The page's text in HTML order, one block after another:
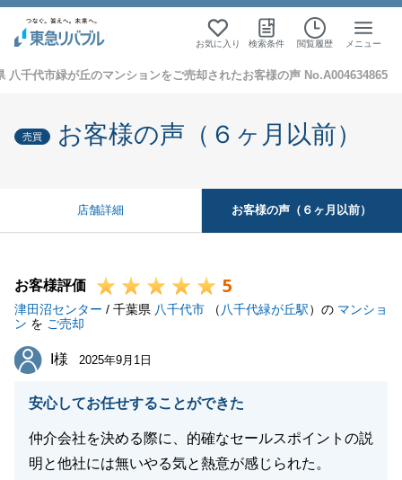
お気に入り 検索条件 閲覧履歴 メニュー
八千代市緑が丘のマンションをご売却されたお客様の声 No.A004634865
売買 お客様の声（６ヶ月以前）
店舗詳細 お客様の声（６ヶ月以前）
お客様評価 5
津田沼センター / 千葉県 八千代市 （ 八千代緑が丘駅）の マンショ
ン を ご売却
I様
I様 2025年9月1日
安心してお任せすることができた
仲介会社を決める際に、的確なセールスポイントの説
明と他社には無いやる気と熱意が感じられた。